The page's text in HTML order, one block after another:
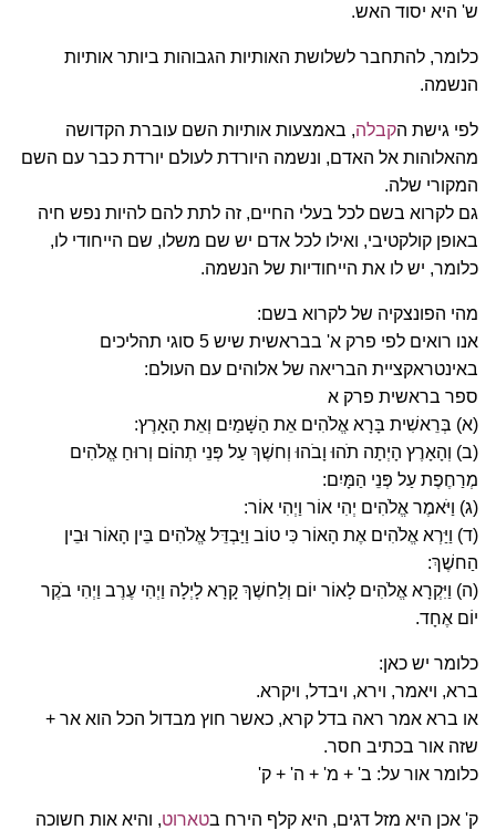
ש' היא יסוד האש.
כלומר, להתחבר לשלושת האותיות הגבוהות ביותר אותיות
הנשמה.
לפי גישת הקבלה, באמצעות אותיות השם עוברת הקדושה
מהאלוהות אל האדם, ונשמה היורדת לעולם יורדת כבר עם השם
המקורי שלה.
גם לקרוא בשם לכל בעלי החיים, זה לתת להם להיות נפש חיה
באופן קולקטיבי, ואילו לכל אדם יש שם משלו, שם הייחודי לו,
כלומר, יש לו את הייחודיות של הנשמה.
מהי הפונצקיה של לקרוא בשם:
אנו רואים לפי פרק א' בבראשית שיש 5 סוגי תהליכים
באינטראקציית הבריאה של אלוהים עם העולם:
ספר בראשית פרק א
(א) בְּרֵאשִׁית בָּרָא אֱלֹהִים אֵת הַשָּׁמַיִם וְאֵת הָאָרֶץ:
(ב) וְהָאָרֶץ הָיְתָה תֹהוּ וָבֹהוּ וְחשֶׁךְ עַל פְּנֵי תְהוֹם וְרוּחַ אֱלֹהִים
מְרַחֶפֶת עַל פְּנֵי הַמָּיִם:
(ג) וַיֹּאמֶר אֱלֹהִים יְהִי אוֹר וַיְהִי אוֹר:
(ד) וַיַּרְא אֱלֹהִים אֶת הָאוֹר כִּי טוֹב וַיַּבְדֵּל אֱלֹהִים בֵּין הָאוֹר וּבֵין
הַחשֶׁךְ:
(ה) וַיִּקְרָא אֱלֹהִים לָאוֹר יוֹם וְלַחשֶׁךְ קָרָא לָיְלָה וַיְהִי עֶרֶב וַיְהִי בֹקֶר
יוֹם אֶחָד.
כלומר יש כאן:
ברא, ויאמר, וירא, ויבדל, ויקרא.
או ברא אמר ראה בדל קרא, כאשר חוץ מבדול הכל הוא אר +
שזה אור בכתיב חסר.
כלומר אור על: ב' + מ' + ה' + ק'
ק' אכן היא מזל דגים, היא קלף הירח בטארוט, והיא אות חשוכה